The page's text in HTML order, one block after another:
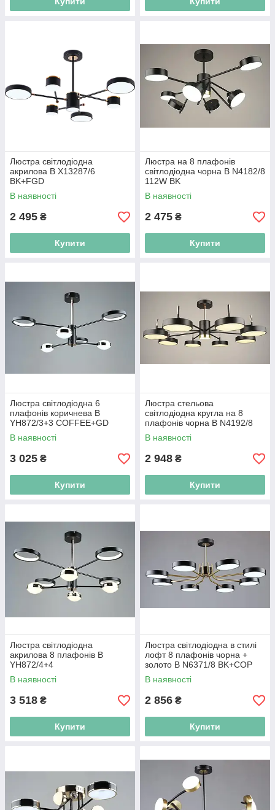
Люстра світлодіодна
акрилова B X13287/6
BK+FGD
В наявності
2 495 ₴
Купити
Люстра на 8 плафонів
світлодіодна чорна B N4182/8
112W BK
В наявності
2 475 ₴
Купити
Люстра світлодіодна 6
плафонів коричнева B
YH872/3+3 COFFEE+GD
В наявності
3 025 ₴
Купити
Люстра стельова
світлодіодна кругла на 8
плафонів чорна B N4192/8
BK+FGD
В наявності
2 948 ₴
Купити
Люстра світлодіодна
акрилова 8 плафонів B
YH872/4+4
В наявності
3 518 ₴
Купити
Люстра світлодіодна в стилі
лофт 8 плафонів чорна +
золото B N6371/8 BK+COP
В наявності
2 856 ₴
Купити